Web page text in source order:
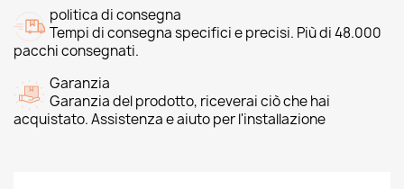
politica di consegna
Tempi di consegna specifici e precisi. Più di 48.000
pacchi consegnati.
Garanzia
Garanzia del prodotto, riceverai ciò che hai
acquistato. Assistenza e aiuto per l'installazione